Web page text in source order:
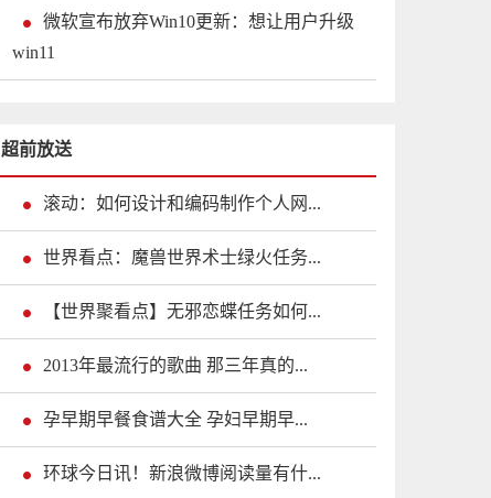
微软宣布放弃Win10更新：想让用户升级
win11
超前放送
滚动：如何设计和编码制作个人网...
世界看点：魔兽世界术士绿火任务...
【世界聚看点】无邪恋蝶任务如何...
2013年最流行的歌曲 那三年真的...
孕早期早餐食谱大全 孕妇早期早...
环球今日讯！新浪微博阅读量有什...